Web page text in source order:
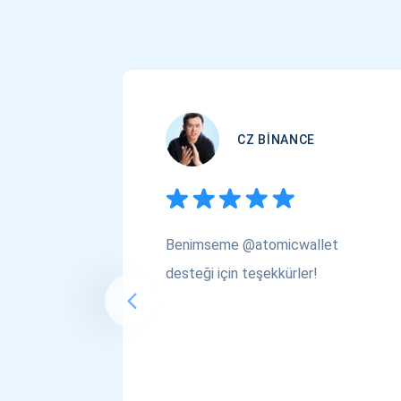
CZ BINANCE
Benimseme @atomicwallet
desteği için teşekkürler!